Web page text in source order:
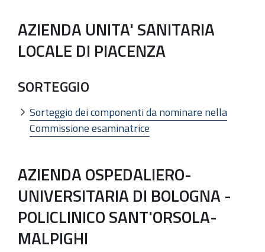
AZIENDA UNITA' SANITARIA
LOCALE DI PIACENZA
SORTEGGIO
Sorteggio dei componenti da nominare nella
Commissione esaminatrice
AZIENDA OSPEDALIERO-
UNIVERSITARIA DI BOLOGNA -
POLICLINICO SANT'ORSOLA-
MALPIGHI